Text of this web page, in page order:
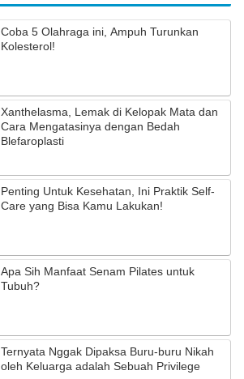
Coba 5 Olahraga ini, Ampuh Turunkan
Kolesterol!
Xanthelasma, Lemak di Kelopak Mata dan
Cara Mengatasinya dengan Bedah
Blefaroplasti
Penting Untuk Kesehatan, Ini Praktik Self-
Care yang Bisa Kamu Lakukan!
Apa Sih Manfaat Senam Pilates untuk
Tubuh?
Ternyata Nggak Dipaksa Buru-buru Nikah
oleh Keluarga adalah Sebuah Privilege